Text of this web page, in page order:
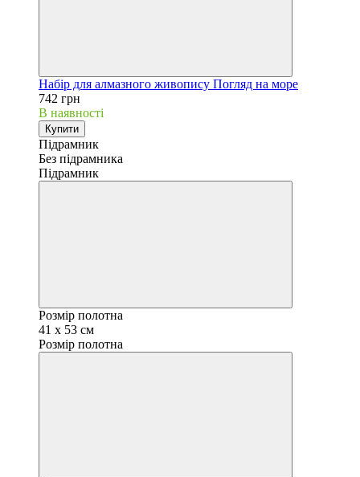
Набір для алмазного живопису Погляд на море
742 грн
В наявності
Купити
Підрамник
Без підрамника
Підрамник
Розмір полотна
41 х 53 см
Розмір полотна